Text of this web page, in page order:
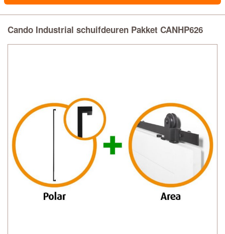
Cando Industrial schuifdeuren Pakket CANHP626